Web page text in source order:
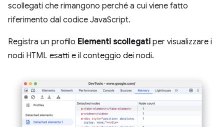
scollegati che rimangono perché a cui viene fatto
riferimento dal codice JavaScript.
Registra un profilo Elementi scollegati per visualizzare i
nodi HTML esatti e il conteggio dei nodi.